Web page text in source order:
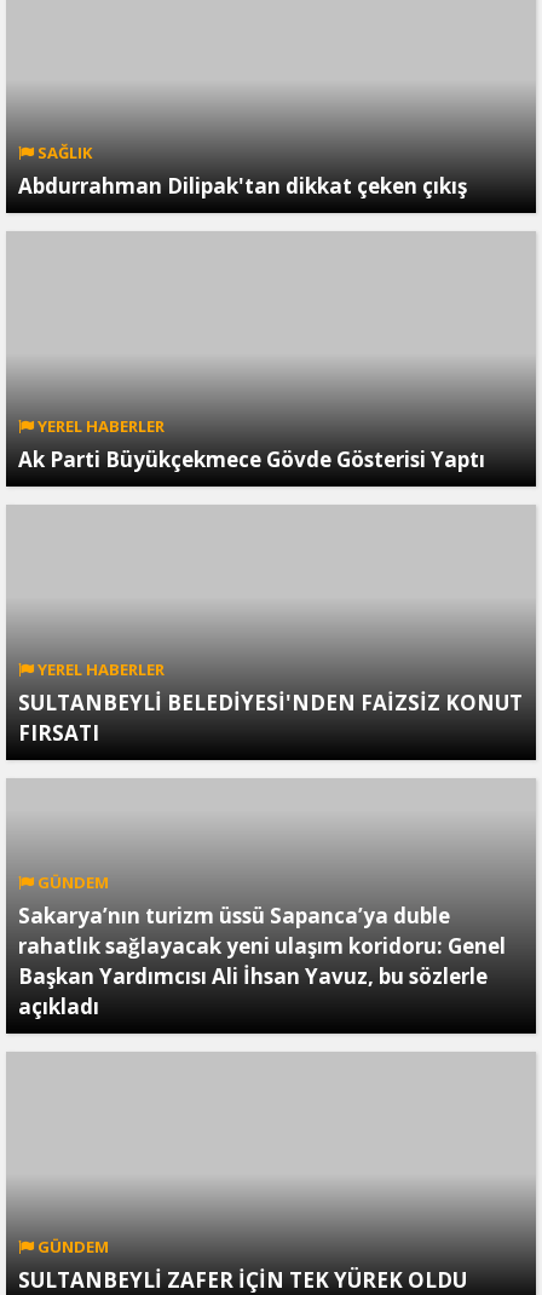
SAĞLIK
Abdurrahman Dilipak'tan dikkat çeken çıkış
YEREL HABERLER
Ak Parti Büyükçekmece Gövde Gösterisi Yaptı
YEREL HABERLER
SULTANBEYLİ BELEDİYESİ'NDEN FAİZSİZ KONUT
FIRSATI
GÜNDEM
Sakarya’nın turizm üssü Sapanca’ya duble
rahatlık sağlayacak yeni ulaşım koridoru: Genel
Başkan Yardımcısı Ali İhsan Yavuz, bu sözlerle
açıkladı
GÜNDEM
SULTANBEYLİ ZAFER İÇİN TEK YÜREK OLDU